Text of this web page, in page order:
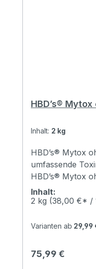
HBD’s®
Inhalt: 2 kg
HBD’s® Mytox
umfassende
HBD’s® Mytox
hochwertigen
Gifte, die bei
Inhalt:
2 kg (38,00 €* /
Varianten ab 29,99
Regulärer Preis:
75,99 €